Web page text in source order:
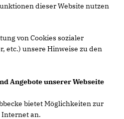
dieser Website nutzen
von Cookies sozialer
etc.) unsere Hinweise zu den
Angebote unserer Webseite
bietet Möglichkeiten zur
an.